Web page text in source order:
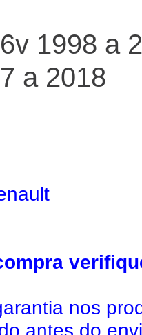
1998 a
a 2018
nos
antes do